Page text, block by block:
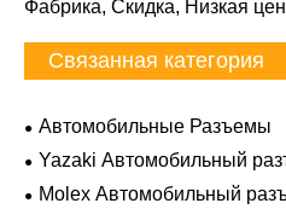
Фабрика, Скидка, Низкая
Связанная категория
Автомобильные Разъемы
Yazaki Автомобильный
Molex Автомобильный